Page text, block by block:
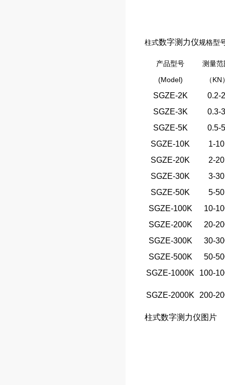
柱式数字测力仪规格型
产品型号
(Model)
测量范
（ KN
SGZE-2K
0.2-2
SGZE-3K
0.3-3
SGZE-5K
0.5-5
SGZE-10K
1-10
SGZE-20K
2-20
SGZE-30K
3-30
SGZE-50K
5-50
SGZE-100K
10-
SGZE-200K
20-
SGZE-300K
30-
SGZE-500K
50-
SGZE-1000K
100-
SGZE-2000K 200-
柱式数字测力仪图片